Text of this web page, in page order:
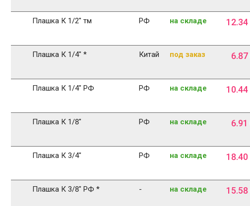
Плашка К 1/2" тм РФ на складе 12.34
Плашка К 1/4" * Китай под заказ 6.87
Плашка К 1/4" РФ РФ на складе 10.44
Плашка К 1/8" РФ на складе 6.91
Плашка К 3/4" РФ на складе 18.40
Плашка К 3/8" РФ * - на складе 15.58